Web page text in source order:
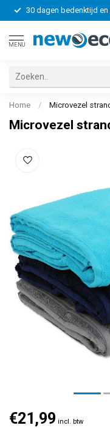
30 dagen bedenktijd en
MENU
Home / Microvezel
Microvezel
€21,99 incl. btw